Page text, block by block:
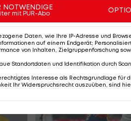
der in 129
für die WM in Brasilien
Premier League.
NOTWENDIGE
mit PUR-Abo
Daten, wie Ihre IP-Adresse und
auf einem Endgerät;
von Inhalten, Zielgruppenforschung
Standortdaten und Identifikation durch
Interesse als Rechtsgrundlage für
Ihr Widerspruchsrecht auszuüben, sind